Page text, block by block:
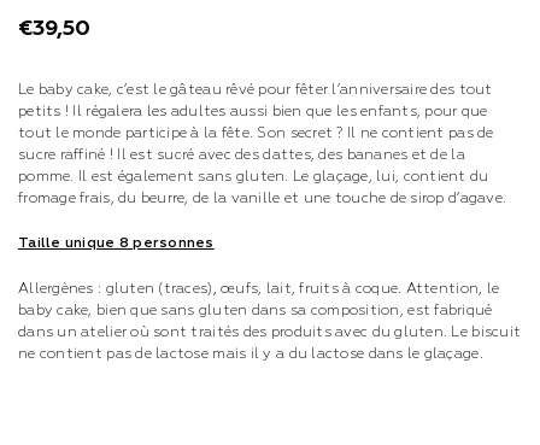
€39,50
Le baby cake, c’est le gâteau rêvé pour fêter l’anniversaire des tout
petits ! Il régalera les adultes aussi bien que les enfants, pour que
tout le monde participe à la fête. Son secret ? Il ne contient pas de
sucre raffiné ! Il est sucré avec des dattes, des bananes et de la
pomme. Il est également sans gluten. Le glaçage, lui, contient du
fromage frais, du beurre, de la vanille et une touche de sirop d’agave.
Taille unique 8 personnes
Allergènes : gluten (traces), œufs, lait, fruits à coque. Attention, le
baby cake, bien que sans gluten dans sa composition, est fabriqué
dans un atelier où sont traités des produits avec du gluten. Le biscuit
ne contient pas de lactose mais il y a du lactose dans le glaçage.